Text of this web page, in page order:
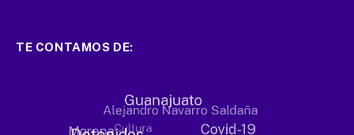
TE CONTAMOS DE: